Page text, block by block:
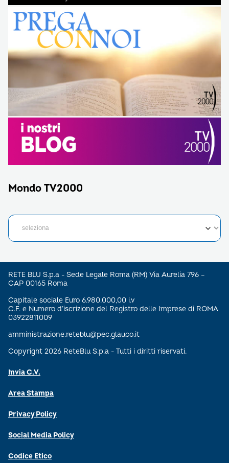
Mondo TV2000
RETE BLU S.p.a - Sede Legale Roma (RM) Via Aurelia 796 –
CAP 00165 Roma
Capitale sociale Euro 6.980.000,00 i.v
C.F. e Numero d’iscrizione del Registro delle Imprese di ROMA
03922811009
amministrazione.reteblu@pec.glauco.it
Copyright 2026 ReteBlu S.p.a - Tutti i diritti riservati.
Invia C.V.
Area Stampa
Privacy Policy
Social Media Policy
Codice Etico